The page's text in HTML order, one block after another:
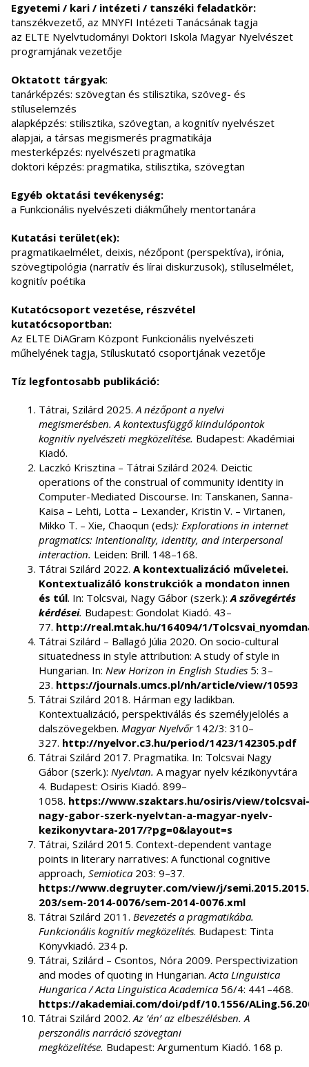
Egyetemi / kari / intézeti / tanszéki feladatkör:
tanszékvezető, az MNYFI Intézeti Tanácsának tagja
az ELTE Nyelvtudományi Doktori Iskola Magyar Nyelvészet
programjának vezetője
Oktatott tárgyak:
tanárképzés: szövegtan és stilisztika, szöveg- és
stíluselemzés
alapképzés: stilisztika, szövegtan, a kognitív nyelvészet
alapjai, a társas megismerés pragmatikája
mesterképzés: nyelvészeti pragmatika
doktori képzés: pragmatika, stilisztika, szövegtan
Egyéb oktatási tevékenység:
a Funkcionális nyelvészeti diákműhely mentortanára
Kutatási terület(ek):
pragmatikaelmélet, deixis, nézőpont (perspektíva), irónia,
szövegtipológia (narratív és lírai diskurzusok), stíluselmélet,
kognitív poétika
Kutatócsoport vezetése, részvétel
kutatócsoportban:
Az ELTE DiAGram Központ Funkcionális nyelvészeti
műhelyének tagja, Stíluskutató csoportjának vezetője
Tíz legfontosabb publikáció:
Tátrai, Szilárd 2025.A nézőpont a nyelvi
megismerésben. A kontextusfüggő kiindulópontok
kognitív nyelvészeti megközelítése. Budapest: Akadémiai
Kiadó.
Laczkó Krisztina – Tátrai Szilárd 2024. Deictic
operations of the construal of community identity in
Computer-Mediated Discourse. In: Tanskanen, Sanna-
Kaisa – Lehti, Lotta – Lexander, Kristin V. – Virtanen,
Mikko T. – Xie, Chaoqun (eds): Explorations in internet
pragmatics: Intentionality, identity, and interpersonal
interaction. Leiden: Brill. 148–168.
Tátrai Szilárd 2022. A kontextualizáció műveletei.
Kontextualizáló konstrukciók a mondaton innen
és túl. In: Tolcsvai, Nagy Gábor (szerk.):A szövegértés
kérdései. Budapest: Gondolat Kiadó. 43–
77. http://real.mtak.hu/164094/1/
Tátrai Szilárd – Ballagó Júlia 2020. On socio-cultural
situatedness in style attribution: A study of style in
Hungarian. In: New Horizon in English Studies 5: 3–
23. https://journals.umcs.pl/nh/article/view/10593
Tátrai Szilárd 2018. Hárman egy ladikban.
Kontextualizáció, perspektiválás és személyjelölés a
dalszövegekben. Magyar Nyelvőr142/3: 310–
327. http://nyelvor.c3.hu/period/1423/142305.pdf
Tátrai Szilárd 2017. Pragmatika. In: Tolcsvai Nagy
Gábor (szerk.): Nyelvtan. A magyar nyelv kézikönyvtára
4. Budapest: Osiris Kiadó. 899–
1058. https://www.szaktars.hu/osiris/view/tolcsvai-
nagy-gabor-szerk-nyelvtan-a-magyar-nyelv-
kezikonyvtara-2017/?pg=0&layout=s
Tátrai, Szilárd 2015. Context-dependent vantage
points in literary narratives: A functional cognitive
approach, Semiotica 203: 9–37.
https://www.degruyter.com/view/j/
203/sem-2014-0076/sem-2014-0076.xml
Tátrai Szilárd 2011. Bevezetés a pragmatikába.
Funkcionális kognitív megközelítés. Budapest: Tinta
Könyvkiadó. 234 p.
Tátrai, Szilárd – Csontos, Nóra 2009. Perspectivization
and modes of quoting in Hungarian.Acta Linguistica
Hungarica / Acta Linguistica Academica 56/4: 441–468.
https://akademiai.com/doi/pdf/10.1556/
Tátrai Szilárd 2002.Az ’én’ az elbeszélésben. A
perszonális narráció szövegtani
megközelítése. Budapest: Argumentum Kiadó. 168 p.